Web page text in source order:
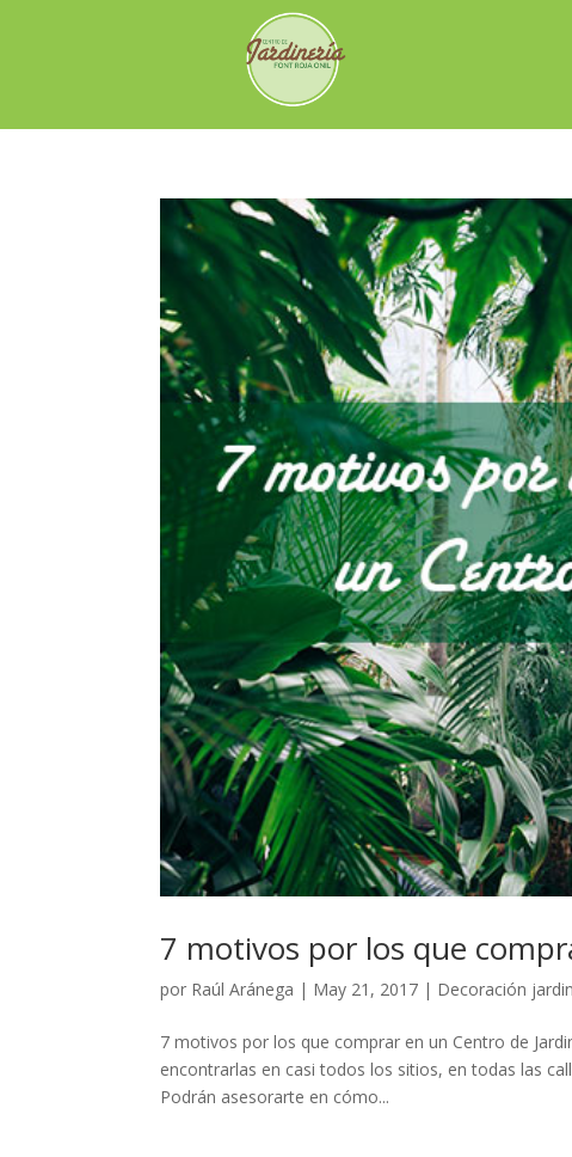
7 motivos por los que
por Raúl Aránega | May 21, 2017 | Decoración
7 motivos por los que comprar en un Centro de
encontrarlas en casi todos los sitios, en todas las
Podrán asesorarte en cómo...